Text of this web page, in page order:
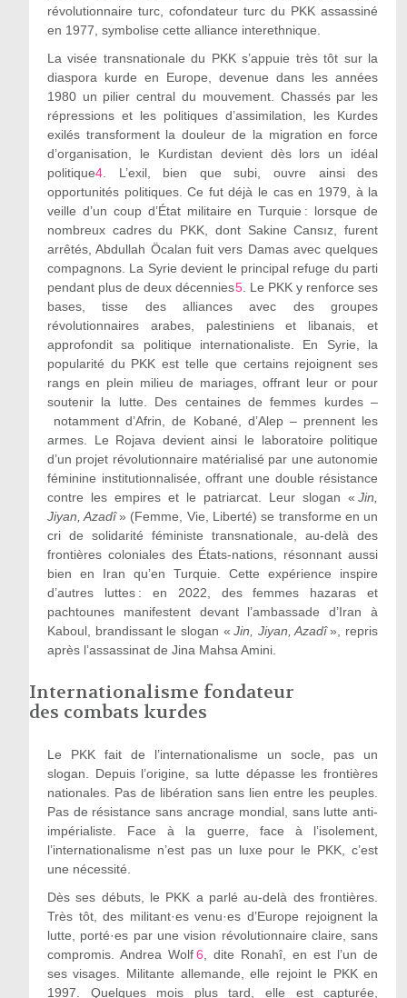
révolutionnaire turc, cofondateur turc du PKK assassiné
en 1977, symbolise cette alliance interethnique.
La visée transnationale du PKK s’appuie très tôt sur la
diaspora kurde en Europe, devenue dans les années
1980 un pilier central du mouvement. Chassés par les
répressions et les politiques d’assimilation, les Kurdes
exilés transforment la douleur de la migration en force
d’organisation, le Kurdistan devient dès lors un idéal
politique4. L’exil, bien que subi, ouvre ainsi des
opportunités politiques. Ce fut déjà le cas en 1979, à la
veille d’un coup d’État militaire en Turquie : lorsque de
nombreux cadres du PKK, dont Sakine Cansız, furent
arrêtés, Abdullah Öcalan fuit vers Damas avec quelques
compagnons. La Syrie devient le principal refuge du parti
pendant plus de deux décennies5. Le PKK y renforce ses
bases, tisse des alliances avec des groupes
révolutionnaires arabes, palestiniens et libanais, et
approfondit sa politique internationaliste. En Syrie, la
popularité du PKK est telle que certains rejoignent ses
rangs en plein milieu de mariages, offrant leur or pour
soutenir la lutte. Des centaines de femmes kurdes –
notamment d’Afrin, de Kobané, d’Alep – prennent les
armes. Le Rojava devient ainsi le laboratoire politique
d’un projet révolutionnaire matérialisé par une autonomie
féminine institutionnalisée, offrant une double résistance
contre les empires et le patriarcat. Leur slogan «Jin,
Jiyan, Azadî» (Femme, Vie, Liberté) se transforme en un
cri de solidarité féministe transnationale, au-delà des
frontières coloniales des États-nations, résonnant aussi
bien en Iran qu’en Turquie. Cette expérience inspire
d’autres luttes : en 2022, des femmes hazaras et
pachtounes manifestent devant l’ambassade d’Iran à
Kaboul, brandissant le slogan « Jin, Jiyan, Azadî», repris
après l’assassinat de Jina Mahsa Amini.
Internationalisme fondateur
des combats kurdes
Le PKK fait de l’internationalisme un socle, pas un
slogan. Depuis l’origine, sa lutte dépasse les frontières
nationales. Pas de libération sans lien entre les peuples.
Pas de résistance sans ancrage mondial, sans lutte anti-
impérialiste. Face à la guerre, face à l’isolement,
l’internationalisme n’est pas un luxe pour le PKK, c’est
une nécessité.
Dès ses débuts, le PKK a parlé au-delà des frontières.
Très tôt, des militant·es venu·es d’Europe rejoignent la
lutte, porté·es par une vision révolutionnaire claire, sans
compromis. Andrea Wolf6 , dite Ronahî, en est l’un de
ses visages. Militante allemande, elle rejoint le PKK en
1997. Quelques mois plus tard, elle est capturée,